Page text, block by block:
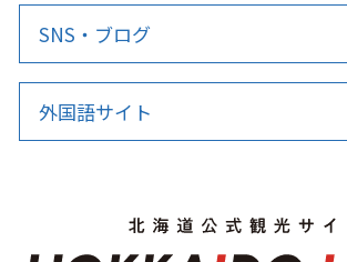
SNS・ブログ
外国語サイト